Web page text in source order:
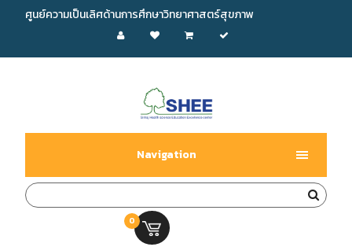
ศูนย์ความเป็นเลิศด้านการศึกษาวิทยาศาสตร์สุขภาพ
Navigation
0